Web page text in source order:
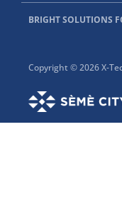
BRIGHT SOLUTIONS
Copyright © 2026 X-